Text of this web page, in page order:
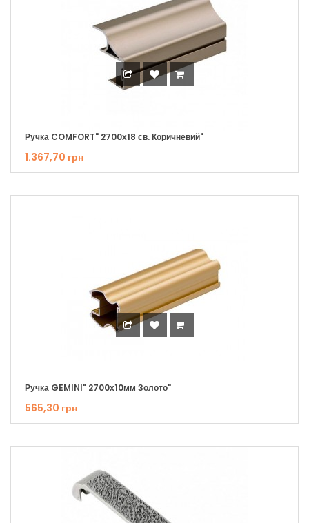
Ручка COMFORT" 2700х18 св. Коричневий"
1.367,70 грн
Ручка GEMINI" 2700х10мм Золото"
565,30 грн